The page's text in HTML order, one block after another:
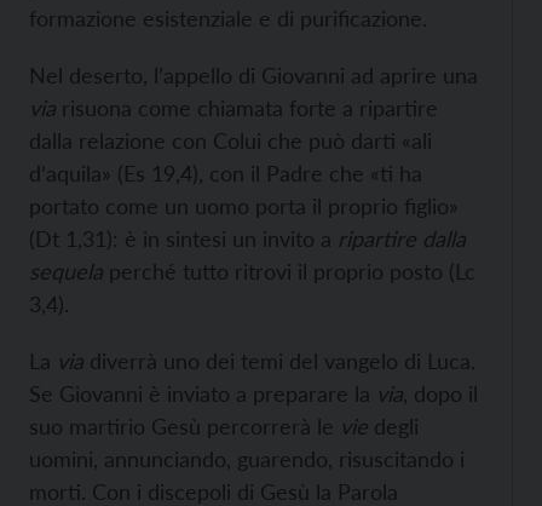
formazione esistenziale e di purificazione.
Nel deserto, l’appello di Giovanni ad aprire una
via risuona come chiamata forte a ripartire
dalla relazione con Colui che può darti «ali
d’aquila» (Es 19,4), con il Padre che «ti ha
portato come un uomo porta il proprio figlio»
(Dt 1,31): è in sintesi un invito a ripartire dalla
sequela perché tutto ritrovi il proprio posto (Lc
3,4).
La via diverrà uno dei temi del vangelo di Luca.
Se Giovanni è inviato a preparare la via , dopo il
suo martirio Gesù percorrerà le vie degli
uomini, annunciando, guarendo, risuscitando i
morti. Con i discepoli di Gesù la Parola